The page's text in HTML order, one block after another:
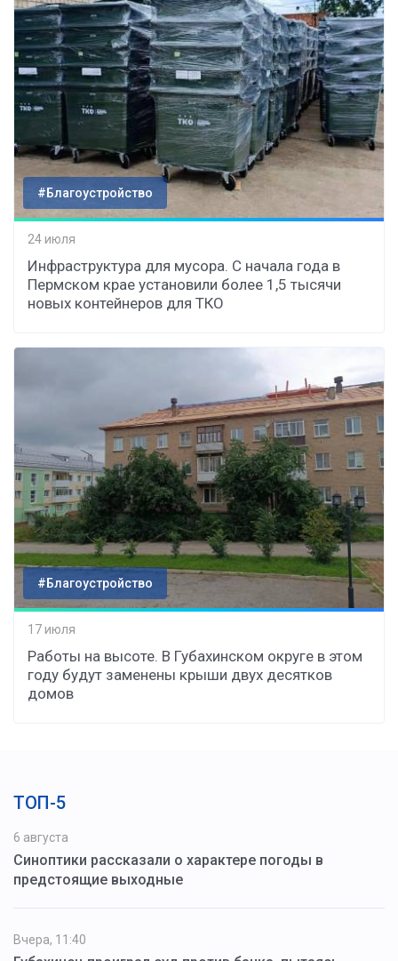
#Благоустройство
24 июля
Инфраструктура для мусора. С начала года в
Пермском крае установили более 1,5 тысячи
новых контейнеров для ТКО
#Благоустройство
17 июля
Работы на высоте. В Губахинском округе в этом
году будут заменены крыши двух десятков
домов
ТОП-5
6 августа
Синоптики рассказали о характере погоды в
предстоящие выходные
Вчера, 11:40